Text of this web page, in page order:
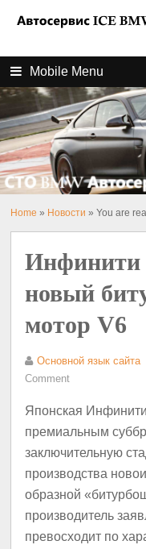
Mobile Menu
Home » Новости » You are
Инфинити
новый
мотор V6
Основной язык сайта
Comment
Японская
премиальным
заключительную
производства
образной
производитель
превосходит по